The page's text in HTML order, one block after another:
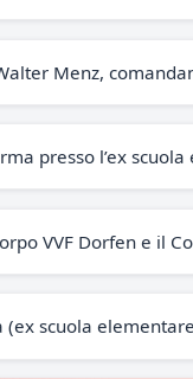
Menz,
presso l’ex
VVF Dorfen e il
scuola